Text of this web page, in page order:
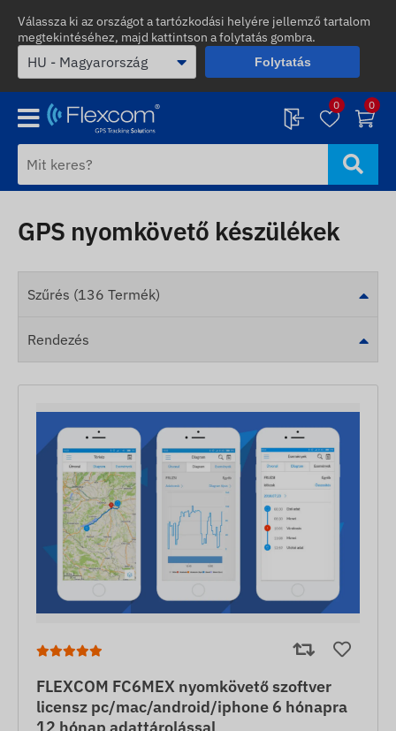
Válassza ki az országot a tartózkodási helyére jellemző tartalom
megtekintéséhez, majd kattintson a folytatás gombra.
Folytatás
0 0
GPS nyomkövető készülékek
Szűrés (136 Termék)
Rendezés
FLEXCOM FC6MEX nyomkövető szoftver
licensz pc/mac/android/iphone 6 hónapra
12 hónap adattárolással